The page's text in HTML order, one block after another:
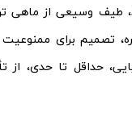
طیف وسیعی از ماهی
تصمیم برای
حداقل تا حدی،